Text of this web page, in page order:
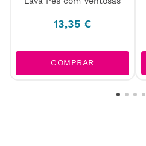
13,35 €
COMPRAR